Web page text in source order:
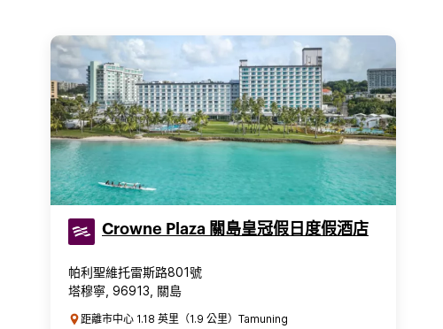
Crowne Plaza 關島皇冠假日度假酒店
帕利聖維托雷斯路801號
塔穆寧, 96913, 關島
距離市中心 1.18 英里（1.9 公里）Tamuning